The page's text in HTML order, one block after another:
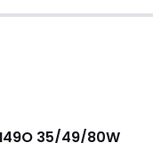
35/49/80W